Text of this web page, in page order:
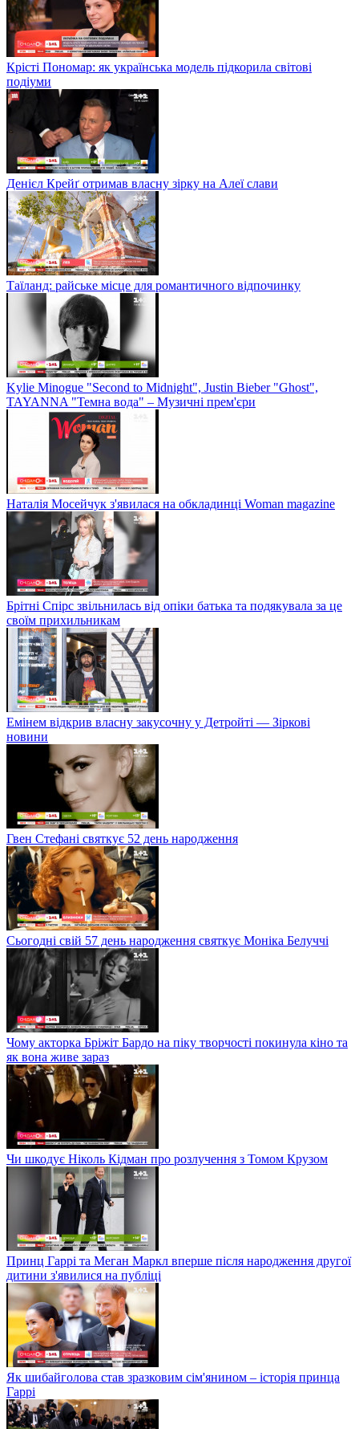
Крісті Пономар: як українська модель підкорила світові
подіуми
Денієл Крейґ отримав власну зірку на Алеї слави
Таїланд: райське місце для романтичного відпочинку
Kylie Minogue "Second to Midnight", Justin Bieber "Ghost",
TAYANNA "Темна вода" – Музичні прем'єри
Наталія Мосейчук з'явилася на обкладинці Woman magazine
Брітні Спірс звільнилась від опіки батька та подякувала за це
своїм прихильникам
Емінем відкрив власну закусочну у Детройті — Зіркові
новини
Гвен Стефані святкує 52 день народження
Сьогодні свій 57 день народження святкує Моніка Белуччі
Чому акторка Бріжіт Бардо на піку творчості покинула кіно та
як вона живе зараз
Чи шкодує Ніколь Кідман про розлучення з Томом Крузом
Принц Гаррі та Меган Маркл вперше після народження другої
дитини з'явилися на публіці
Як шибайголова став зразковим сім'янином – історія принца
Гаррі